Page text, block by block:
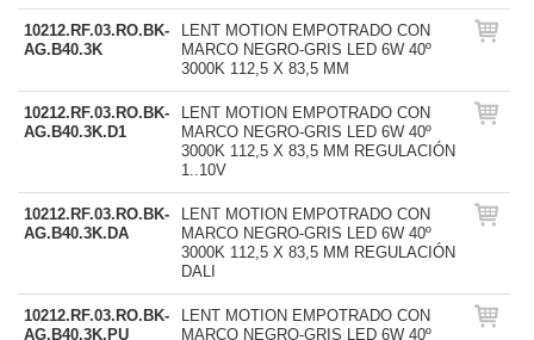
10212.RF.03.RO.BK-
AG.B40.3K
LENT MOTION EMPOTRADO CON
MARCO NEGRO-GRIS LED 6W 40º
3000K 112,5 X 83,5 MM
10212.RF.03.RO.BK-
AG.B40.3K.D1
LENT MOTION EMPOTRADO CON
MARCO NEGRO-GRIS LED 6W 40º
3000K 112,5 X 83,5 MM REGULACIÓN
1..10V
10212.RF.03.RO.BK-
AG.B40.3K.DA
LENT MOTION EMPOTRADO CON
MARCO NEGRO-GRIS LED 6W 40º
3000K 112,5 X 83,5 MM REGULACIÓN
DALI
10212.RF.03.RO.BK-
AG.B40.3K.PU
LENT MOTION EMPOTRADO CON
MARCO NEGRO-GRIS LED 6W 40º